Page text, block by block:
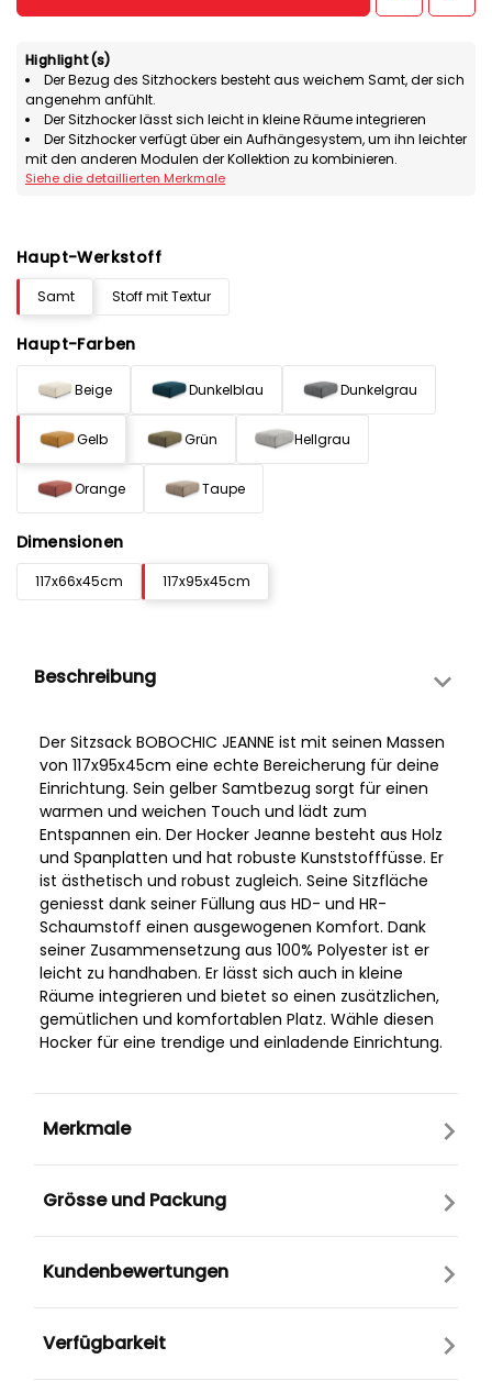
Highlight(s)
Der Bezug des Sitzhockers besteht aus weichem Samt, der sich
angenehm anfühlt.
Der Sitzhocker lässt sich leicht in kleine Räume integrieren
Der Sitzhocker verfügt über ein Aufhängesystem, um ihn leichter
mit den anderen Modulen der Kollektion zu kombinieren.
Siehe die detaillierten Merkmale
Haupt-Werkstoff
Samt Stoff mit Textur
Haupt-Farben
Beige Dunkelblau Dunkelgrau
Gelb Grün Hellgrau
Orange Taupe
Dimensionen
117x66x45cm 117x95x45cm
Beschreibung
Der Sitzsack BOBOCHIC JEANNE ist mit seinen Massen
von 117x95x45cm eine echte Bereicherung für deine
Einrichtung. Sein gelber Samtbezug sorgt für einen
warmen und weichen Touch und lädt zum
Entspannen ein. Der Hocker Jeanne besteht aus Holz
und Spanplatten und hat robuste Kunststofffüsse. Er
ist ästhetisch und robust zugleich. Seine Sitzfläche
geniesst dank seiner Füllung aus HD- und HR-
Schaumstoff einen ausgewogenen Komfort. Dank
seiner Zusammensetzung aus 100% Polyester ist er
leicht zu handhaben. Er lässt sich auch in kleine
Räume integrieren und bietet so einen zusätzlichen,
gemütlichen und komfortablen Platz. Wähle diesen
Hocker für eine trendige und einladende Einrichtung.
Merkmale
Grösse und Packung
Kundenbewertungen
Verfügbarkeit